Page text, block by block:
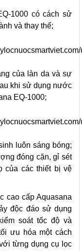
1000 có cách sử
và thay thế;
của làn da và sự
khi sử dụng nước
EQ-1000;
luôn sáng bóng;
đóng cặn, gỉ sét
của các thiết bị vệ
cao cấp Aquasana
độc đáo sử dụng
soát tốc độ và
ưu hóa một cách
từng dụng cụ lọc